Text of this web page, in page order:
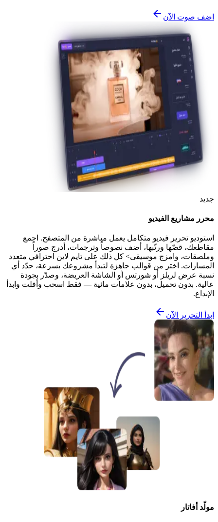
اضف صوت الآن
جديد
محرر مشاريع الفيديو
استوديو تحرير فيديو متكامل يعمل مباشرة من المتصفح. اجمع
مقاطعك، قصّها ورتّبها، أضف نصوصاً وترجمات، أدرج صوراً
وملصقات، وامزج موسيقى> كل ذلك على تايم لاين احترافي متعدد
المسارات. اختر من قوالب جاهزة لتبدأ مشروعك بسرعة، حدّد أي
نسبة عرض لريلز أو شورتس أو الشاشة العريضة، وصدّر بجودة
عالية. بدون تحميل، بدون علامات مائية — فقط اسحب وأفلت وابدأ
الإبداع.
ابدأ التحرير الآن
مولّد أفاتار